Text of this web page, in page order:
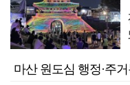
마산 원도심 행정·주